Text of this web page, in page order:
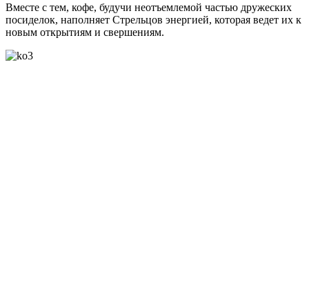
Вместе с тем, кофе, будучи неотъемлемой частью дружеских
посиделок, наполняет Стрельцов энергией, которая ведет их к
новым открытиям и свершениям.